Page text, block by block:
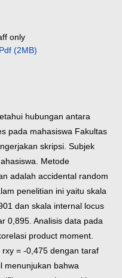
only
(2MB)
hubungan antara
pada mahasiswa Fakultas
skripsi. Subjek
Metode
adalah accidental random
penelitian ini yaitu skala
dan skala internal locus
0,895. Analisis data pada
product moment.
= -0,475 dengan taraf
menunjukan bahwa